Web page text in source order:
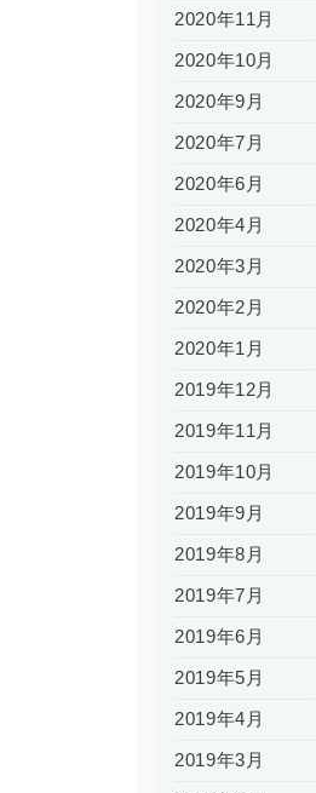
2020年11月
2020年10月
2020年9月
2020年7月
2020年6月
2020年4月
2020年3月
2020年2月
2020年1月
2019年12月
2019年11月
2019年10月
2019年9月
2019年8月
2019年7月
2019年6月
2019年5月
2019年4月
2019年3月